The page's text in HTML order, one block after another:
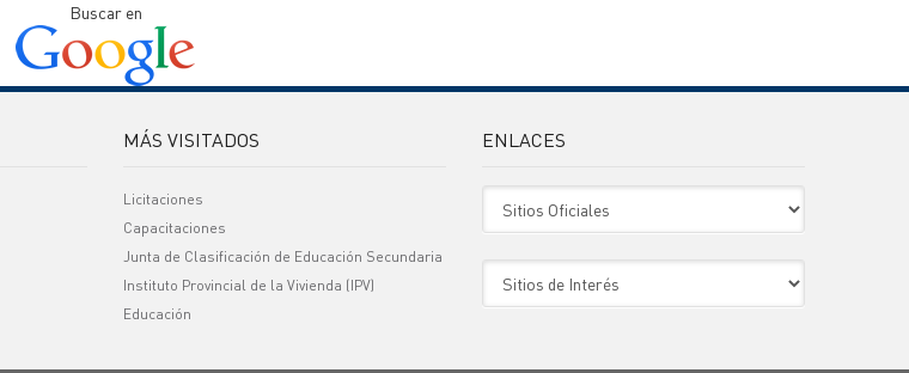
Buscar en
MÁS VISITADOS
Licitaciones
Capacitaciones
Junta de Clasificación de Educación Secundaria
Instituto Provincial de la Vivienda (IPV)
Educación
ENLACES